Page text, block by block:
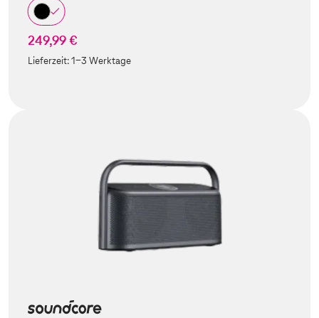
249,99 €
Lieferzeit:1-3 Werktage